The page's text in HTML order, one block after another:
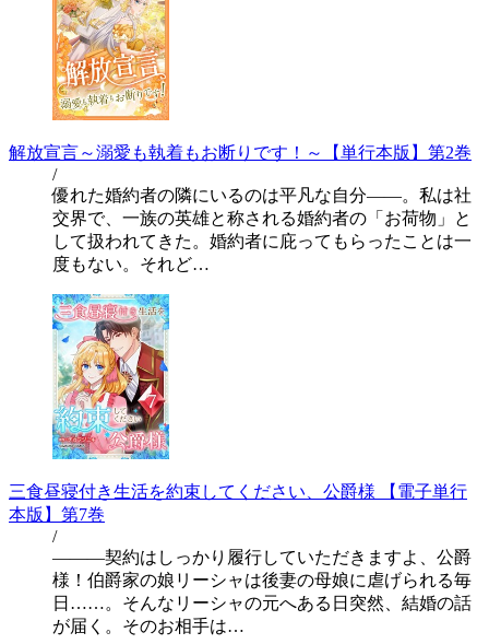
解放宣言～溺愛も執着もお断りです！～【単行本版】第2巻
/
優れた婚約者の隣にいるのは平凡な自分――。私は社
交界で、一族の英雄と称される婚約者の「お荷物」と
して扱われてきた。婚約者に庇ってもらったことは一
度もない。それど…
三食昼寝付き生活を約束してください、公爵様 【電子単行
本版】第7巻
/
―――契約はしっかり履行していただきますよ、公爵
様！伯爵家の娘リーシャは後妻の母娘に虐げられる毎
日……。そんなリーシャの元へある日突然、結婚の話
が届く。そのお相手は…